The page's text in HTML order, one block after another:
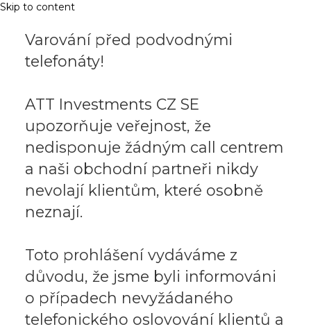
Skip to content
Varování před podvodnými
telefonáty!
ATT Investments CZ SE
upozorňuje veřejnost, že
nedisponuje žádným call centrem
a naši obchodní partneři nikdy
nevolají klientům, které osobně
neznají.
Toto prohlášení vydáváme z
důvodu, že jsme byli informováni
o případech nevyžádaného
telefonického oslovování klientů a